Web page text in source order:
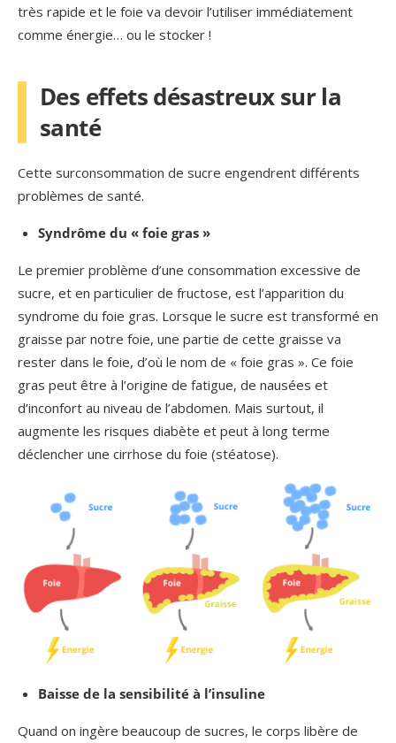
très rapide et le foie va devoir l’utiliser immédiatement
comme énergie… ou le stocker !
Des effets désastreux sur la
santé
Cette surconsommation de sucre engendrent différents
problèmes de santé.
Syndrôme du « foie gras »
Le premier problème d’une consommation excessive de
sucre, et en particulier de fructose, est l’apparition du
syndrome du foie gras. Lorsque le sucre est transformé en
graisse par notre foie, une partie de cette graisse va
rester dans le foie, d’où le nom de « foie gras ». Ce foie
gras peut être à l’origine de fatigue, de nausées et
d’inconfort au niveau de l’abdomen. Mais surtout, il
augmente les risques diabète et peut à long terme
déclencher une cirrhose du foie (stéatose).
Baisse de la sensibilité à l’insuline
Quand on ingère beaucoup de sucres, le corps libère de